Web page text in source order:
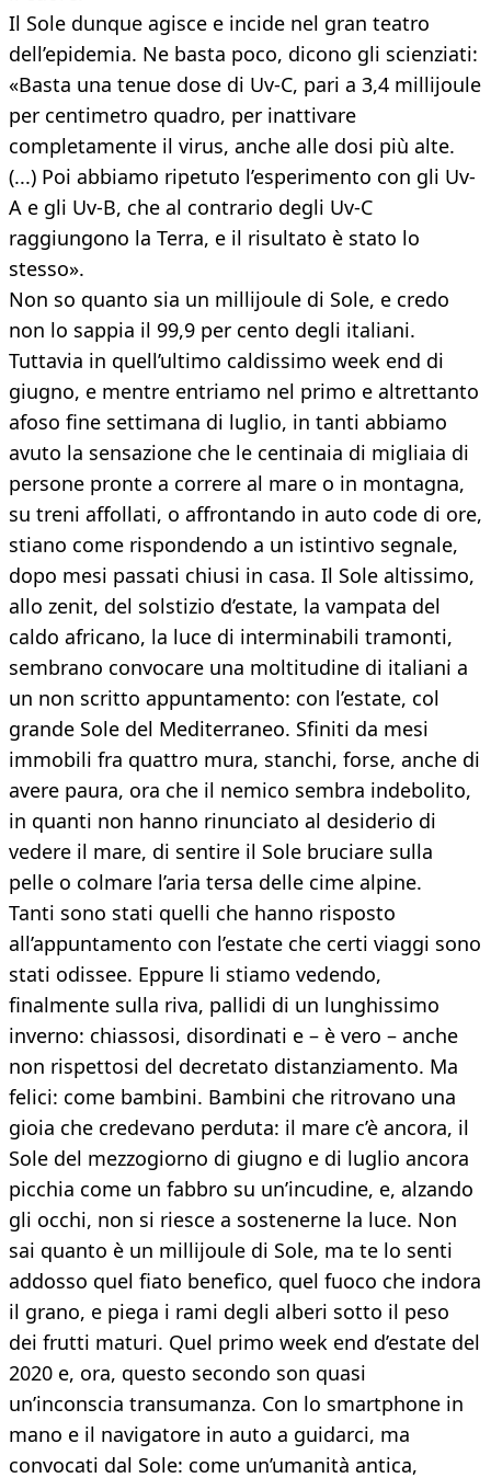
Il Sole dunque agisce e incide nel gran teatro
dell’epidemia. Ne basta poco, dicono gli scienziati:
«Basta una tenue dose di Uv-C, pari a 3,4 millijoule
per centimetro quadro, per inattivare
completamente il virus, anche alle dosi più alte.
(...) Poi abbiamo ripetuto l’esperimento con gli Uv-
A e gli Uv-B, che al contrario degli Uv-C
raggiungono la Terra, e il risultato è stato lo
stesso».
Non so quanto sia un millijoule di Sole, e credo
non lo sappia il 99,9 per cento degli italiani.
Tuttavia in quell’ultimo caldissimo week end di
giugno, e mentre entriamo nel primo e altrettanto
afoso fine settimana di luglio, in tanti abbiamo
avuto la sensazione che le centinaia di migliaia di
persone pronte a correre al mare o in montagna,
su treni affollati, o affrontando in auto code di ore,
stiano come rispondendo a un istintivo segnale,
dopo mesi passati chiusi in casa. Il Sole altissimo,
allo zenit, del solstizio d’estate, la vampata del
caldo africano, la luce di interminabili tramonti,
sembrano convocare una moltitudine di italiani a
un non scritto appuntamento: con l’estate, col
grande Sole del Mediterraneo. Sfiniti da mesi
immobili fra quattro mura, stanchi, forse, anche di
avere paura, ora che il nemico sembra indebolito,
in quanti non hanno rinunciato al desiderio di
vedere il mare, di sentire il Sole bruciare sulla
pelle o colmare l’aria tersa delle cime alpine.
Tanti sono stati quelli che hanno risposto
all’appuntamento con l’estate che certi viaggi sono
stati odissee. Eppure li stiamo vedendo,
finalmente sulla riva, pallidi di un lunghissimo
inverno: chiassosi, disordinati e – è vero – anche
non rispettosi del decretato distanziamento. Ma
felici: come bambini. Bambini che ritrovano una
gioia che credevano perduta: il mare c’è ancora, il
Sole del mezzogiorno di giugno e di luglio ancora
picchia come un fabbro su un’incudine, e, alzando
gli occhi, non si riesce a sostenerne la luce. Non
sai quanto è un millijoule di Sole, ma te lo senti
addosso quel fiato benefico, quel fuoco che indora
il grano, e piega i rami degli alberi sotto il peso
dei frutti maturi. Quel primo week end d’estate del
2020 e, ora, questo secondo son quasi
un’inconscia transumanza. Con lo smartphone in
mano e il navigatore in auto a guidarci, ma
convocati dal Sole: come un’umanità antica,